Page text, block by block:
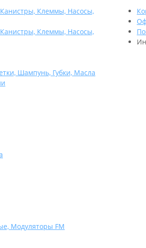
Клеммы, Насосы,
Клеммы, Насосы,
Шампунь, Губки, Масла
Модуляторы FM